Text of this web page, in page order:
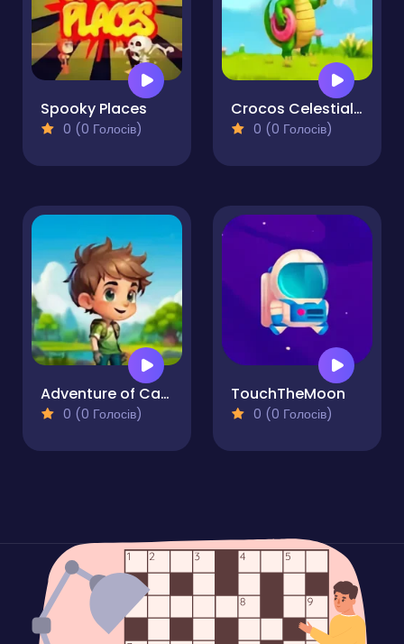
Spooky Places
0 (0 Голосів)
Crocos Celestial Challenge
0 (0 Голосів)
Adventure of Carter's Realm
0 (0 Голосів)
TouchTheMoon
0 (0 Голосів)